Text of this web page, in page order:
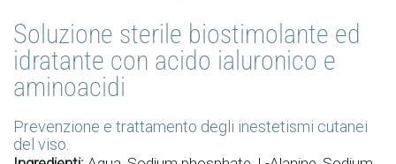
Soluzione sterile biostimolante ed
idratante con acido ialuronico e
aminoacidi
Prevenzione e trattamento degli inestetismi cutanei
del viso.